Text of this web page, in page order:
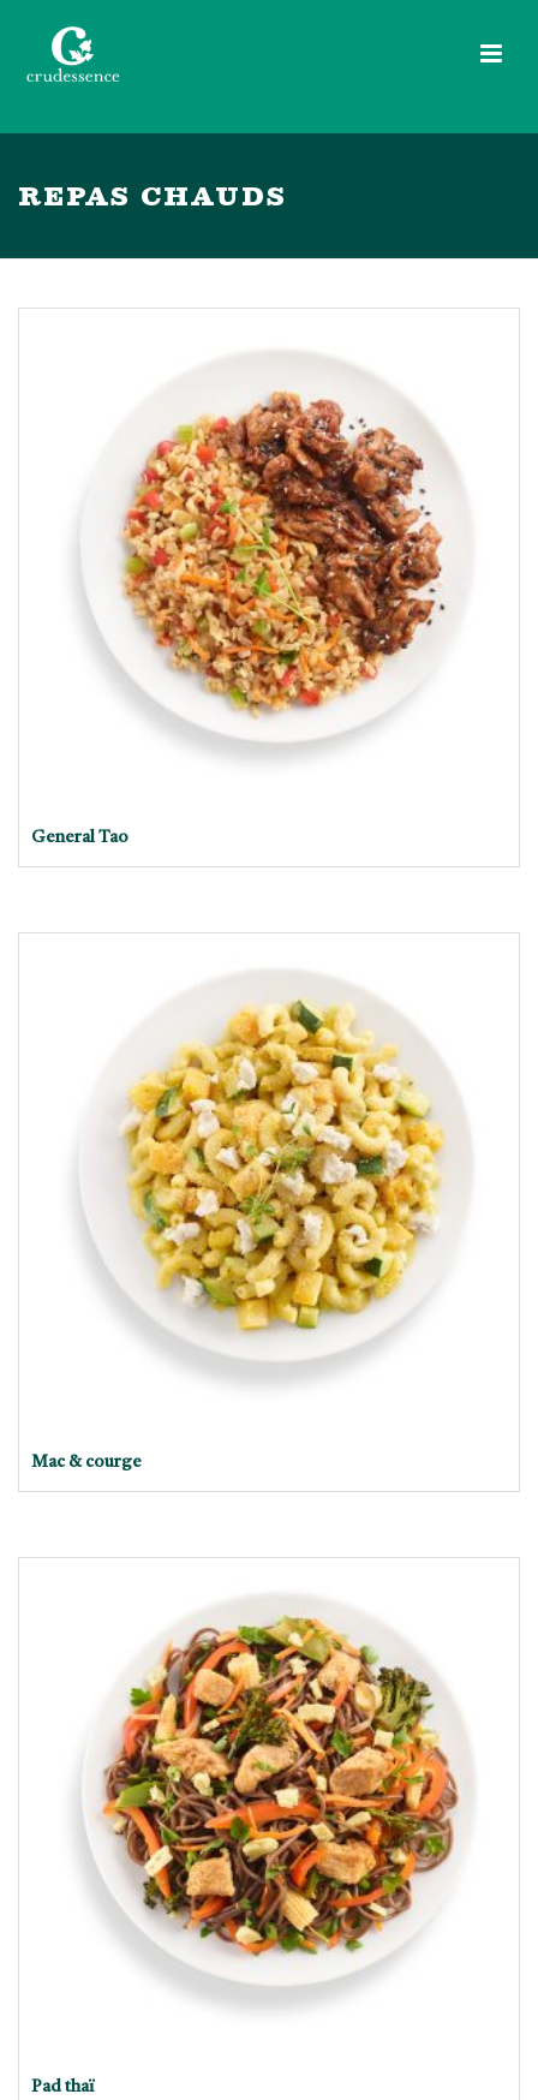
REPAS CHAUDS
General Tao
Mac & courge
Pad thaï